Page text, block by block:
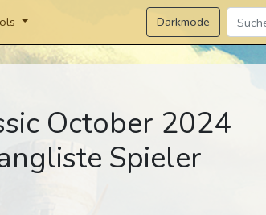
Darkmode
October 2024
Spieler